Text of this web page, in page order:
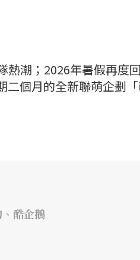
熱潮；2026年暑假再度
個月的全新聯萌企劃
酷企鵝